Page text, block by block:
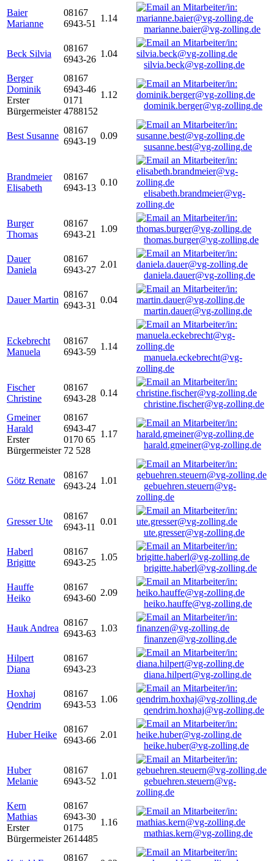
Baier
Marianne
08167
6943-51
1.14
marianne.baier@vg-zolling.de
Beck Silvia
08167
6943-26
1.04
silvia.beck@vg-zolling.de
Berger
Dominik
Erster
Bürgermeister
08167
6943-46
0171
4788152
1.12
dominik.berger@vg-zolling.de
Best Susanne
08167
6943-19
0.09
susanne.best@vg-zolling.de
Brandmeier
Elisabeth
08167
6943-13
0.10
elisabeth.brandmeier@vg-
zolling.de
Burger
Thomas
08167
6943-21
1.09
thomas.burger@vg-zolling.de
Dauer
Daniela
08167
6943-27
2.01
daniela.dauer@vg-zolling.de
Dauer Martin
08167
6943-31
0.04
martin.dauer@vg-zolling.de
Eckebrecht
Manuela
08167
6943-59
1.14
manuela.eckebrecht@vg-
zolling.de
Fischer
Christine
08167
6943-28
0.14
christine.fischer@vg-zolling.de
Gmeiner
Harald
Erster
Bürgermeister
08167
6943-47
0170 65
72 528
1.17
harald.gmeiner@vg-zolling.de
Götz Renate
08167
6943-24
1.01
gebuehren.steuern@vg-
zolling.de
Gresser Ute
08167
6943-11
0.01
ute.gresser@vg-zolling.de
Haberl
Brigitte
08167
6943-25
1.05
brigitte.haberl@vg-zolling.de
Hauffe
Heiko
08167
6943-60
2.09
heiko.hauffe@vg-zolling.de
Hauk Andrea
08167
6943-63
1.03
finanzen@vg-zolling.de
Hilpert
Diana
08167
6943-23
diana.hilpert@vg-zolling.de
Hoxhaj
Qendrim
08167
6943-53
1.06
qendrim.hoxhaj@vg-zolling.de
Huber Heike
08167
6943-66
2.01
heike.huber@vg-zolling.de
Huber
Melanie
08167
6943-52
1.01
gebuehren.steuern@vg-
zolling.de
Kern
Mathias
Erster
Bürgermeister
08167
6943-30
0175
2614485
1.16
mathias.kern@vg-zolling.de
08167